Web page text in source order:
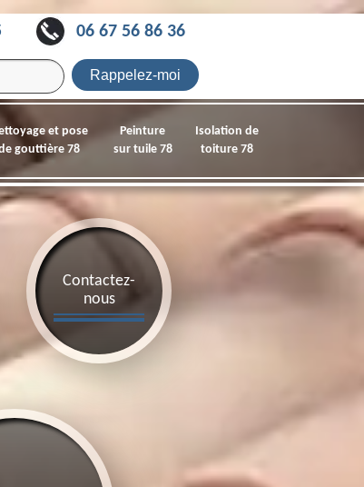
06 67 56 86 36
et pose
gouttière 78
Peinture
sur tuile 78
Isolation de
toiture 78
Contactez-
nous